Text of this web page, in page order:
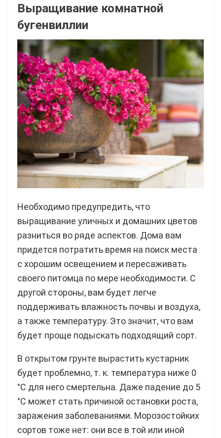
Выращивание комнатной
бугенвиллии
Необходимо предупредить, что
выращивание уличных и домашних цветов
разниться во ряде аспектов. Дома вам
придется потратить время на поиск места
с хорошим освещением и пересаживать
своего питомца по мере необходимости. С
другой стороны, вам будет легче
поддерживать влажность почвы и воздуха,
а также температуру. Это значит, что вам
будет проще подыскать подходящий сорт.
В открытом грунте вырастить кустарник
будет проблемно, т. к. температура ниже 0
°C для него смертельна. Даже падение до 5
°C может стать причиной остановки роста,
заражения заболеваниями. Морозостойких
сортов тоже нет: они все в той или иной